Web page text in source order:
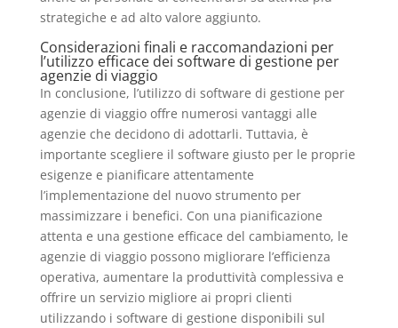
strategiche e ad alto valore aggiunto.
Considerazioni finali e raccomandazioni per
l’utilizzo efficace dei software di gestione per
agenzie di viaggio
In conclusione, l’utilizzo di software di gestione per
agenzie di viaggio offre numerosi vantaggi alle
agenzie che decidono di adottarli. Tuttavia, è
importante scegliere il software giusto per le proprie
esigenze e pianificare attentamente
l’implementazione del nuovo strumento per
massimizzare i benefici. Con una pianificazione
attenta e una gestione efficace del cambiamento, le
agenzie di viaggio possono migliorare l’efficienza
operativa, aumentare la produttività complessiva e
offrire un servizio migliore ai propri clienti
utilizzando i software di gestione disponibili sul